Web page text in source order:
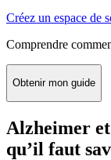
Créez un espace de
Comprendre
Obtenir mon guide
Alzheimer
qu’il faut